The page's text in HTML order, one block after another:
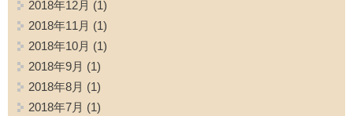
2018年12月 (1)
2018年11月 (1)
2018年10月 (1)
2018年9月 (1)
2018年8月 (1)
2018年7月 (1)